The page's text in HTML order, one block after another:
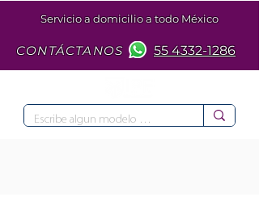
Servicio a domicilio a todo México
CONTÁCTANOS 55 4332-1286